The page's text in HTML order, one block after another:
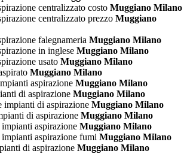
centralizzato costo Muggiano Milano
centralizzato prezzo Muggiano
falegnameria Muggiano Milano
in inglese Muggiano Milano
usato Muggiano Milano
Muggiano Milano
aspirazione Muggiano Milano
di aspirazione Muggiano Milano
impianti di aspirazione Muggiano Milano
di aspirazione Muggiano Milano
aspirazione Muggiano Milano
aspirazione fumi Muggiano Milano
di aspirazione Muggiano Milano